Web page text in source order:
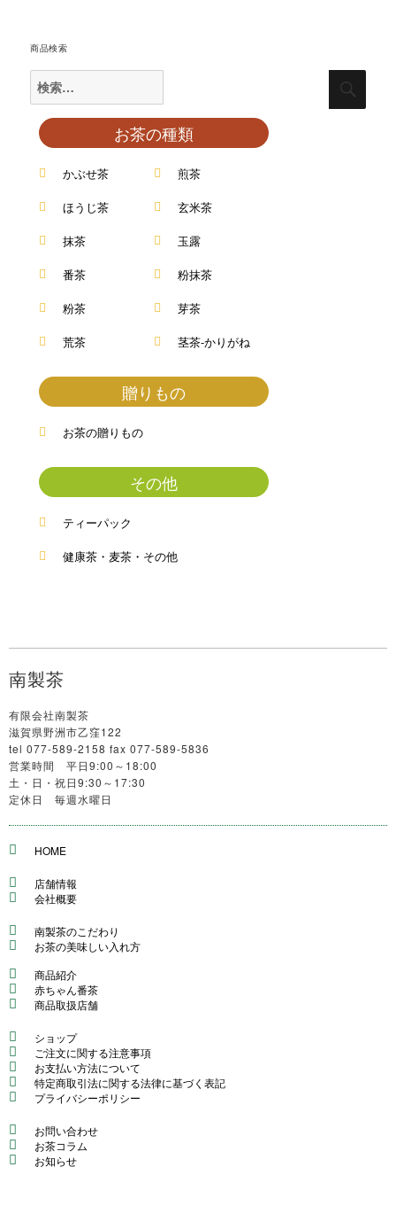
商品検索
お茶の種類
かぶせ茶
ほうじ茶
抹茶
番茶
粉茶
荒茶
煎茶
玄米茶
玉露
粉抹茶
芽茶
茎茶-かりがね
贈りもの
お茶の贈りもの
その他
ティーパック
健康茶・麦茶・その他
南製茶
有限会社南製茶
滋賀県野洲市乙窪122
tel 077-589-2158 fax 077-589-5836
営業時間 平日9:00～18:00
土・日・祝日9:30～17:30
定休日 毎週水曜日
HOME
店舗情報
会社概要
南製茶のこだわり
お茶の美味しい入れ方
商品紹介
赤ちゃん番茶
商品取扱店舗
ショップ
ご注文に関する注意事項
お支払い方法について
特定商取引法に関する法律に基づく表記
プライバシーポリシー
お問い合わせ
お茶コラム
お知らせ